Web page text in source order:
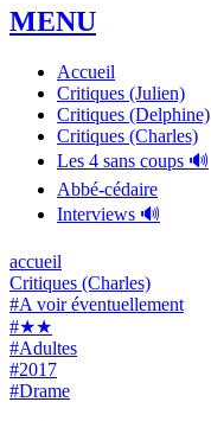
MENU
Accueil
Critiques (Julien)
Critiques (Delphine)
Critiques (Charles)
Les 4 sans coups 🔊
Abbé-cédaire
Interviews 🔊
accueil
Critiques (Charles)
#A voir éventuellement
#★★
#Adultes
#2017
#Drame